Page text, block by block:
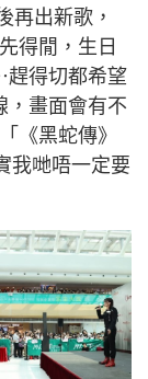
再出新歌，
得閒，生日
得切都希望
，畫面會有不
《黑蛇傳》
我哋唔一定要